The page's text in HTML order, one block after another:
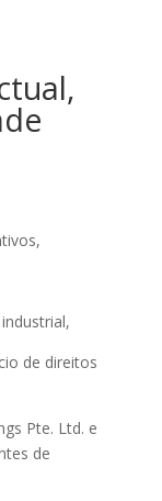
de direitos
Pte. Ltd. e
de